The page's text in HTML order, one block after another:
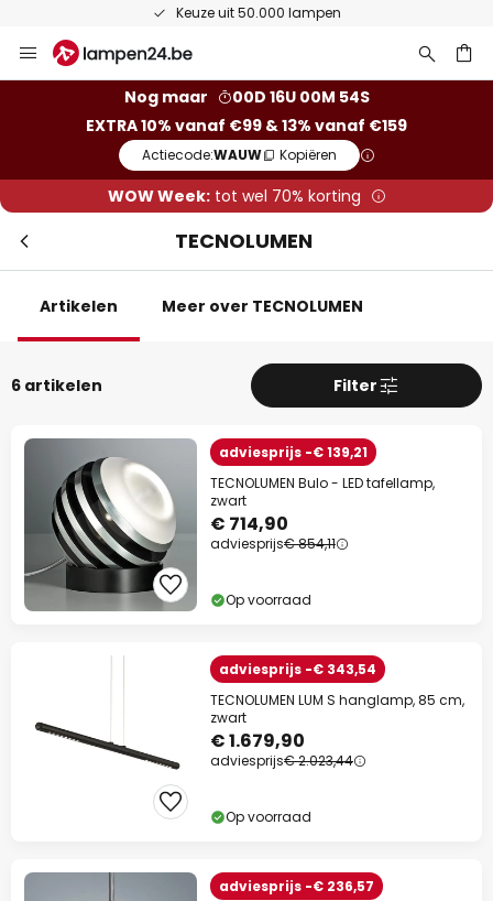
Keuze uit 50.000 lampen
naar
Nog maar
00D 16U 00M 52S
EXTRA 10% vanaf €99 & 13% vanaf €159
Actiecode:WAUW Kopiëren
WOW Week:tot wel 70% korting
TECNOLUMEN
Artikelen Meer over TECNOLUMEN
6 artikelen Filter
adviesprijs -€ 139,21
TECNOLUMEN Bulo - LED tafellamp,
zwart
€ 714,90
adviesprijs€ 854,11
Op voorraad
adviesprijs -€ 343,54
TECNOLUMEN LUM S hanglamp, 85 cm,
zwart
€ 1.679,90
adviesprijs€ 2.023,44
Op voorraad
adviesprijs -€ 236,57
10% kortingvanaf €99
13% kortingvanaf €159
op bijna alles*
Actiecode:WAUW